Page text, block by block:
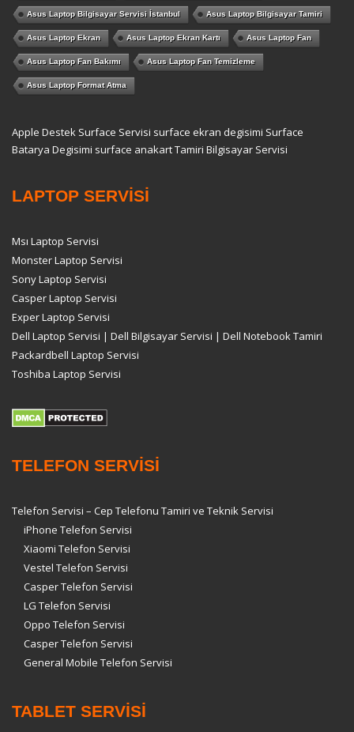
Asus Laptop Bilgisayar Servisi İstanbul Asus Laptop Bilgisayar Tamiri
Asus Laptop Ekran Asus Laptop Ekran Kartı Asus Laptop Fan
Asus Laptop Fan Bakımı Asus Laptop Fan Temizleme
Asus Laptop Format Atma
Apple Destek Surface Servisi surface ekran degisimi Surface
Batarya Degisimi surface anakart Tamiri Bilgisayar Servisi
LAPTOP SERVİSİ
Msı Laptop Servisi
Monster Laptop Servisi
Sony Laptop Servisi
Casper Laptop Servisi
Exper Laptop Servisi
Dell Laptop Servisi | Dell Bilgisayar Servisi | Dell Notebook Tamiri
Packardbell Laptop Servisi
Toshiba Laptop Servisi
TELEFON SERVİSİ
Telefon Servisi – Cep Telefonu Tamiri ve Teknik Servisi
iPhone Telefon Servisi
Xiaomi Telefon Servisi
Vestel Telefon Servisi
Casper Telefon Servisi
LG Telefon Servisi
Oppo Telefon Servisi
Casper Telefon Servisi
General Mobile Telefon Servisi
TABLET SERVİSİ